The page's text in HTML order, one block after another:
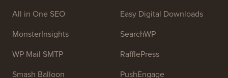
Treten Sie unserem Team bei: Wir stellen ein!
OptinMonster
Duplicator